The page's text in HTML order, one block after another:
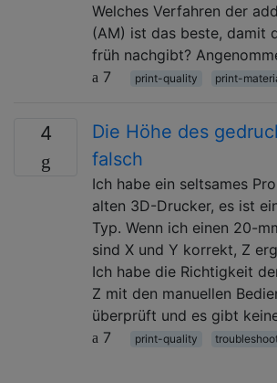
Welches Verfahren der
(AM) ist das beste, damit
früh nachgibt?
7
print-quality print-
4
Die Höhe des
falsch
Ich habe ein seltsames
alten 3D-Drucker, es ist
Typ. Wenn ich einen 20-
sind X und Y korrekt, Z
Ich habe die Richtigkeit
Z mit den manuellen
überprüft und es gibt
7
print-quality